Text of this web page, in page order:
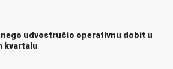
nego udvostručio operativnu dobit u
kvartalu